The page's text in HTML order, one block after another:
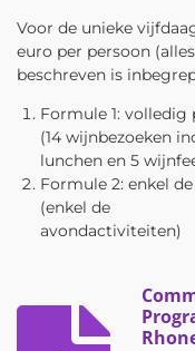
Voor de unieke
euro per persoon
beschreven is
Formule 1:
(14 wijnbezoeken
lunchen en 5
Formule 2: enkel
(enkel de
avondactiviteiten)